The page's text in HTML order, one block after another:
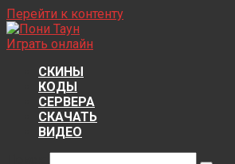
Перейти к контенту
Играть онлайн
СКИНЫ
КОДЫ
СЕРВЕРА
СКАЧАТЬ
ВИДЕО